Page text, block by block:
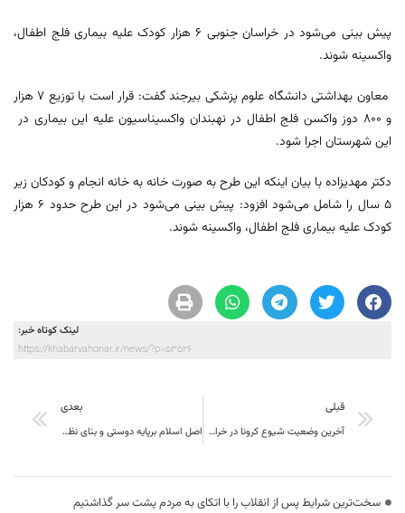
پیش بینی می‌شود در خراسان جنوبی ۶ هزار کودک علیه بیماری فلج اطفال،
واکسینه شوند.
معاون بهداشتی دانشگاه علوم پزشکی بیرجند گفت: قرار است با توزیع ۷ هزار
و ۸۰۰ دوز واکسن فلج اطفال در نهبندان واکسیناسیون علیه این بیماری در
این شهرستان اجرا شود.
دکتر مهدیزاده با بیان اینکه این طرح به صورت خانه به خانه انجام و کودکان زیر
۵ سال را شامل می‌شود افزود: پیش بینی می‌شود در این طرح حدود ۶ هزار
کودک علیه بیماری فلج اطفال، واکسینه شوند.
لینک کوتاه خبر:
https://khabarvahonar.ir/news/?p=53526
قبلی
آخرین وضعیت شیوع کرونا در خراسان جنوبی؛
بعدی
اصل اسلام برپایه دوستی و بنای نظام مقدس جمهوری اسلامی بر عدالت است
سخت‌ترین شرایط پس از انقلاب را با اتکای به مردم پشت سر گذاشتیم